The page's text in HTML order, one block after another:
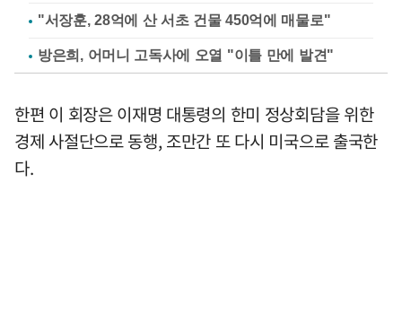
"서장훈, 28억에 산 서초 건물 450억에 매물로"
방은희, 어머니 고독사에 오열 "이틀 만에 발견"
한편 이 회장은 이재명 대통령의 한미 정상회담을 위한
경제 사절단으로 동행, 조만간 또 다시 미국으로 출국한
다.